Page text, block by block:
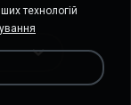
технологій